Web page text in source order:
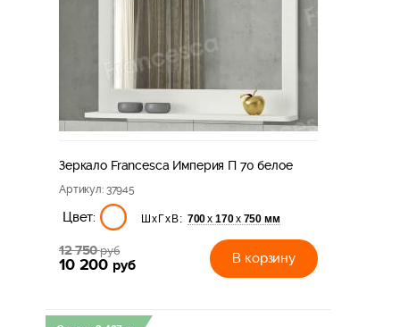
Зеркало Francesca Империя П 70 белое
Артикул: 37945
Цвет: ШхГхВ: 700х 170х 750 мм
12 750руб
10 200 руб В корзину